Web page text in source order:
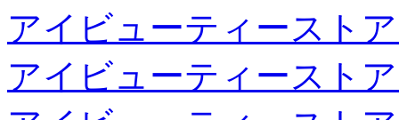
アイビューティースト
アイビューティースト